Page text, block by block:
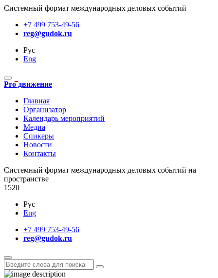
Системный формат международных деловых событий
+7 499 753-49-56
reg@gudok.ru
Рус
Eng
Pro движение
Главная
Организатор
Календарь мероприятий
Медиа
Спикеры
Новости
Контакты
Cистемный формат международных деловых событий на
пространстве
1520
Рус
Eng
+7 499 753-49-56
reg@gudok.ru